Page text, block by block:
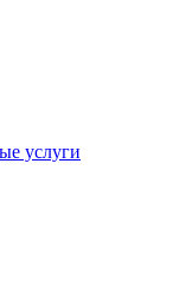
услуги